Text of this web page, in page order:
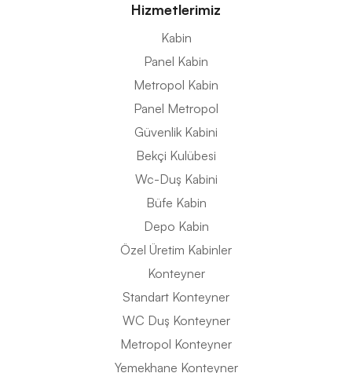
Hizmetlerimiz
Kabin
Panel Kabin
Metropol Kabin
Panel Metropol
Güvenlik Kabini
Bekçi Kulübesi
Wc-Duş Kabini
Büfe Kabin
Depo Kabin
Özel Üretim Kabinler
Konteyner
Standart Konteyner
WC Duş Konteyner
Metropol Konteyner
Yemekhane Konteyner